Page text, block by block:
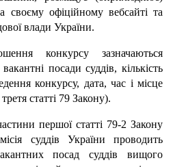
своєму офіційному вебсайті та
влади України.
конкурсу зазначаються
посади суддів, кількість
конкурсу, дата, час і місце
статті 79 Закону).
першої статті 79-2 Закону
суддів України проводить
посад суддів вищого